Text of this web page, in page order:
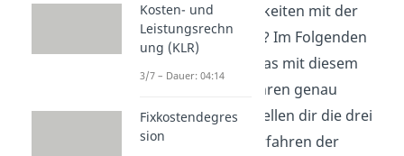
Du hast Schwierigkeiten mit der
Kuppelkalkulation? Im Folgenden
erklären wir dir, was mit diesem
Kalkulationsverfahren genau
gemeint ist und stellen dir die drei
verschiedenen Verfahren der
Kosten- und
Leistungsrechn
ung (KLR)
3/7 – Dauer: 04:14
Fixkostendegres
sion